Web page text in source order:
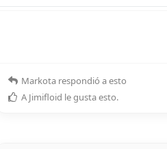
Markota respondió a esto
A Jimifloid le gusta esto.